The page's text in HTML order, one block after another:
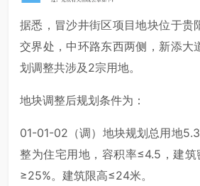
据悉，冒沙井街区项目地块位于贵
交界处，中环路东西两侧，新添大
划调整共涉及2宗用地。
地块调整后规划条件为：
01-01-02（调）地块规划总用地
整为住宅用地，容积率≤4.5，建
≥25%。建筑限高≤24米。